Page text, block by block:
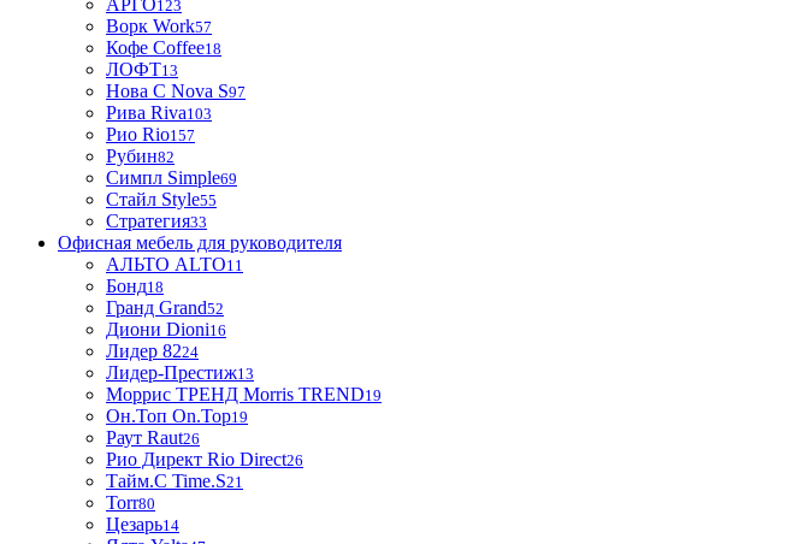
АРГО123
Ворк Work57
Кофе Coffee18
ЛОФТ13
Нова С Nova S97
Рива Riva103
Рио Rio157
Рубин82
Симпл Simple69
Стайл Style55
Стратегия33
Офисная мебель для руководителя
АЛЬТО ALTO11
Бонд18
Гранд Grand52
Диони Dioni16
Лидер 8224
Лидер-Престиж13
Моррис ТРЕНД Morris TREND19
Он.Топ On.Top19
Раут Raut26
Рио Директ Rio Direct26
Тайм.С Time.S21
Torr80
Цезарь14